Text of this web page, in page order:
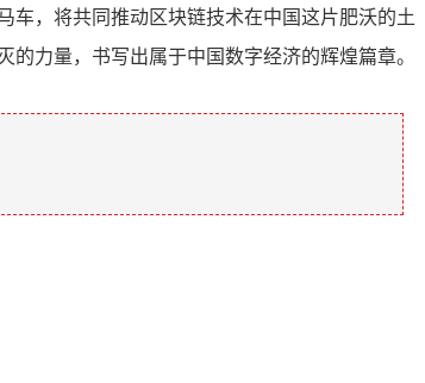
车，将共同推动区块链技术在中国这片肥沃的土
力量，书写出属于中国数字经济的辉煌篇章。